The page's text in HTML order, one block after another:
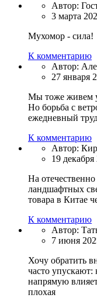
Автор:
3 марта
Мухомор - сила!
К комментарию
Автор:
27 января
Мы тоже живем у
Но борьба с
ежедневный
К комментарию
Автор:
19
На
ландшафтных
товара в Китае
К комментарию
Автор:
7 июня
Хочу обратить
часто упускают:
напрямую
плохая